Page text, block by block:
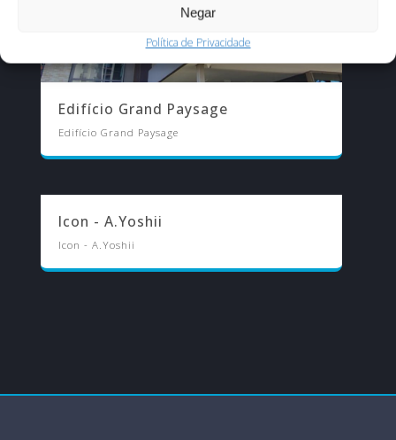
Negar
Política de Privacidade
Edifício Grand Paysage
Edifício Grand Paysage
Icon - A.Yoshii
Icon - A.Yoshii